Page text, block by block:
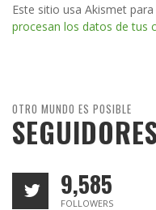
Este sitio usa Akismet
procesan los datos de tus
OTRO MUNDO ES POSIBLE
9,585
FOLLOWERS